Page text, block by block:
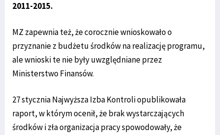
2011-2015.
MZ zapewnia też, że corocznie wnioskowało o
przyznanie z budżetu środków na realizację programu,
ale wnioski te nie były uwzględniane przez
Ministerstwo Finansów.
27 stycznia Najwyższa Izba Kontroli opublikowała
raport, w którym ocenił, że brak wystarczających
środków i zła organizacja pracy spowodowały, że